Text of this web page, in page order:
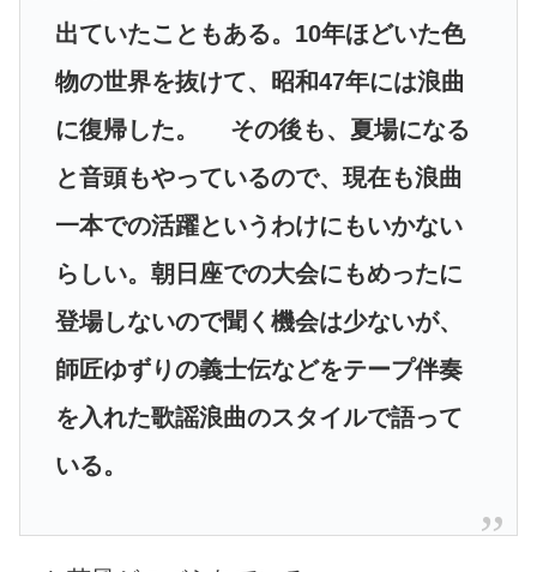
出ていたこともある。10年ほどいた色
物の世界を抜けて、昭和47年には浪曲
に復帰した。 その後も、夏場になる
と音頭もやっているので、現在も浪曲
一本での活躍というわけにもいかない
らしい。朝日座での大会にもめったに
登場しないので聞く機会は少ないが、
師匠ゆずりの義士伝などをテープ伴奏
を入れた歌謡浪曲のスタイルで語って
いる。